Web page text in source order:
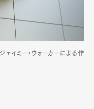
ェイミー・ウォーカーによる作